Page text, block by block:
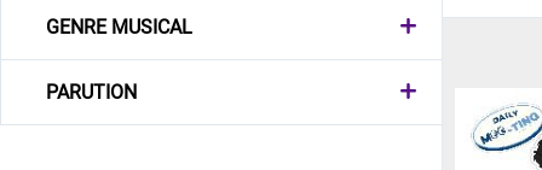
GENRE MUSICAL
PARUTION